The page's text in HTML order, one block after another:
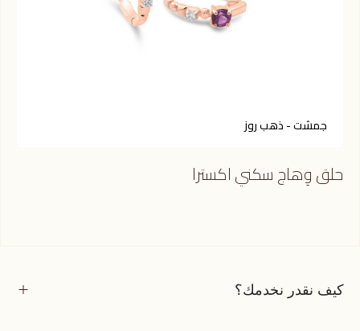
جمشت - ذهب روز
حلق وِهاج سكني اكسترا
كيف نقدر نخدمك؟